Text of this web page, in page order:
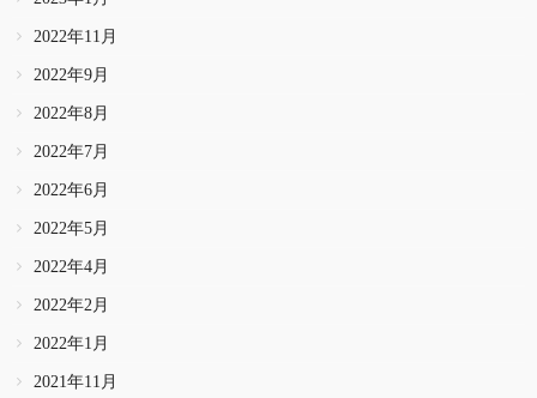
2022年11月
2022年9月
2022年8月
2022年7月
2022年6月
2022年5月
2022年4月
2022年2月
2022年1月
2021年11月